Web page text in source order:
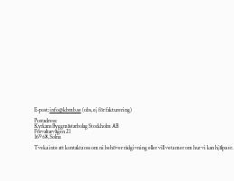
E-post:info@kbmb.se(obs, ej för fakturering)
Postadress:
Kyrkans Byggmästarbolag Stockholm AB
Förvaltarvägen 21
169 68, Solna
Tveka inte att kontakta oss om ni behöver rådgivning eller vill veta mer om hur vi kan hjälpa er.